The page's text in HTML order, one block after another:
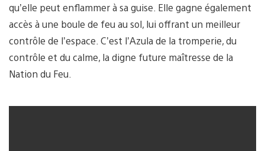
qu’elle peut enflammer à sa guise. Elle gagne également
accès à une boule de feu au sol, lui offrant un meilleur
contrôle de l’espace. C’est l’Azula de la tromperie, du
contrôle et du calme, la digne future maîtresse de la
Nation du Feu.